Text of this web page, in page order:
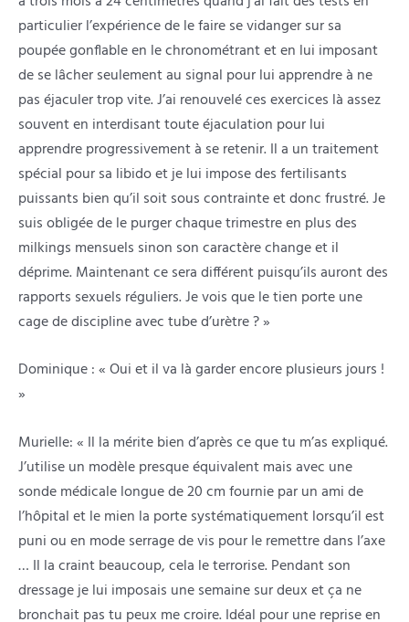
particulier l’expérience de le faire se vidanger sur sa
poupée gonflable en le chronométrant et en lui imposant
de se lâcher seulement au signal pour lui apprendre à ne
pas éjaculer trop vite. J’ai renouvelé ces exercices là assez
souvent en interdisant toute éjaculation pour lui
apprendre progressivement à se retenir. Il a un traitement
spécial pour sa libido et je lui impose des fertilisants
puissants bien qu’il soit sous contrainte et donc frustré. Je
suis obligée de le purger chaque trimestre en plus des
milkings mensuels sinon son caractère change et il
déprime. Maintenant ce sera différent puisqu’ils auront des
rapports sexuels réguliers. Je vois que le tien porte une
cage de discipline avec tube d’urètre ? »
Dominique : « Oui et il va là garder encore plusieurs jours !
»
Murielle: « Il la mérite bien d’après ce que tu m’as expliqué.
J’utilise un modèle presque équivalent mais avec une
sonde médicale longue de 20 cm fournie par un ami de
l’hôpital et le mien la porte systématiquement lorsqu’il est
puni ou en mode serrage de vis pour le remettre dans l’axe
… Il la craint beaucoup, cela le terrorise. Pendant son
dressage je lui imposais une semaine sur deux et ça ne
bronchait pas tu peux me croire. Idéal pour une reprise en